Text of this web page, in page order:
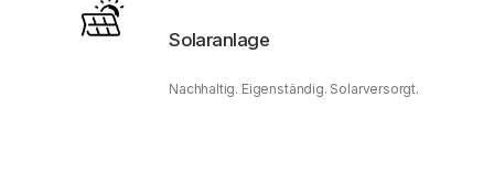
Solaranlage
Nachhaltig. Eigenständig. Solarversorgt.